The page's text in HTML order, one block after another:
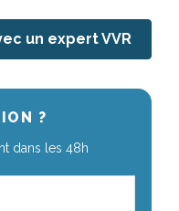
?
dans les 48h
un expert VVR